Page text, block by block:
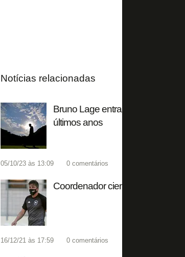
Notícias relacionadas
Bruno Lage entra em lista dos
últimos anos
05/10/23 às 13:09 0 comentários
Coordenador científico do
16/12/21 às 17:59 0 comentários